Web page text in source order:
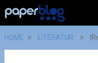
HOME LITERATUR